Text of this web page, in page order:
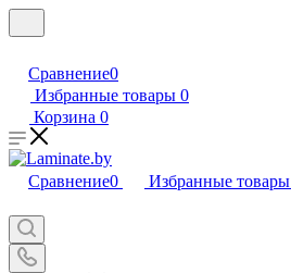
Сравнение0
Избранные товары 0
Корзина 0
Сравнение0 Избранные товары